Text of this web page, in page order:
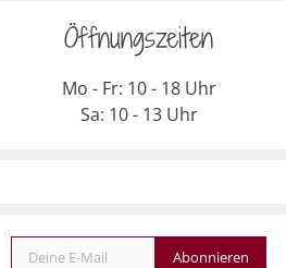
Öffnungszeiten
Mo - Fr: 10 - 18 Uhr
Sa: 10 - 13 Uhr
Deine E-Mail
Abonnieren